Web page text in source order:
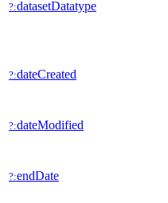
?:datasetDatatype
?:dateCreated
?:dateModified
?:endDate